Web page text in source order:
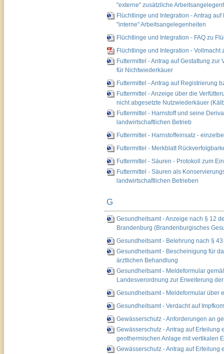
"externe" zusätzliche
Flüchtlinge und Integration - Antrag
"interne" Arbeitsangelegenheiten
Flüchtlinge und Integration - FAQ zu
Flüchtlinge und Integration -
Futtermittel - Antrag auf Gestattung
für Nichtwiederkäuer
Futtermittel - Antrag auf Registrierung
Futtermittel - Anzeige über die
nicht abgesetzte Nutzwiederkäuer
Futtermittel - Harnstoff und seine
landwirtschaftlichen Betrieb
Futtermittel - Harnstoffeinsatz -
Futtermittel - Merkblatt
Futtermittel - Säuren - Protokoll zum
Futtermittel - Säuren als
landwirtschaftlichen Betrieben
G
Gesundheitsamt - Anzeige nach § 12
Brandenburg (Brandenburgisches
Gesundheitsamt - Belehrung nach §
Gesundheitsamt - Bescheinigung für
ärztlichen Behandlung
Gesundheitsamt - Meldeformular
Landesverordnung zur Erweiterung
Gesundheitsamt - Meldeformular über
Gesundheitsamt - Verdacht auf
Gewässerschutz - Anforderungen an
Gewässerschutz - Antrag auf
geothermischen Anlage mit vertikalen
Gewässerschutz - Antrag auf